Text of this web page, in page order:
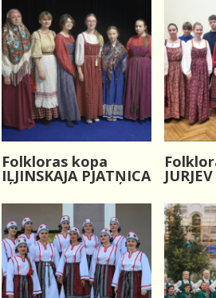
Folkloras kopa
IĻJINSKAJA PJATŅICA